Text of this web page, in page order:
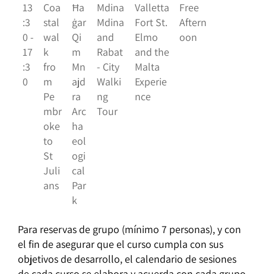
13
:3
0 -
17
:3
0
Coa
stal
wal
k
fro
m
Pe
mbr
oke
to
St
Juli
ans
Ħa
ġar
Qi
m
Mn
ajd
ra
Arc
ha
eol
ogi
cal
Par
k
Mdina
Mdina
and
Rabat
- City
Walki
ng
Tour
Valletta
Fort St.
Elmo
and the
Malta
Experie
nce
Free
Aftern
oon
Para reservas de grupo (mínimo 7 personas), y con
el fin de asegurar que el curso cumpla con sus
objetivos de desarrollo, el calendario de sesiones